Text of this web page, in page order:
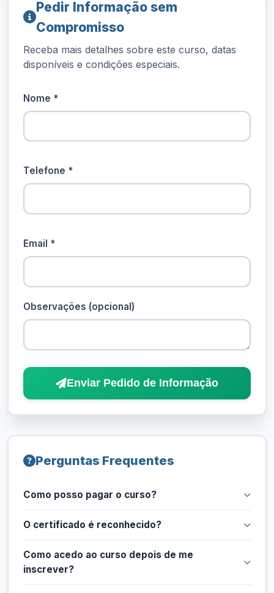
Pedir Informação sem
Compromisso
Receba mais detalhes sobre este curso, datas
disponíveis e condições especiais.
Nome *
Telefone *
Email *
Observações (opcional)
Enviar Pedido de Informação
Perguntas Frequentes
Como posso pagar o curso?
O certificado é reconhecido?
Como acedo ao curso depois de me
inscrever?